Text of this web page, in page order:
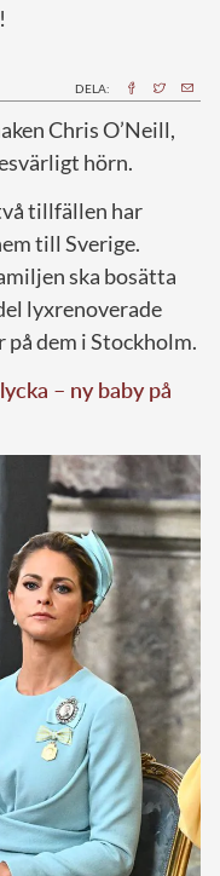
DELA:
Chris O’Neill,
hörn.
tillfällen har
till Sverige.
ska bosätta
lyxrenoverade
dem i Stockholm.
– ny baby på